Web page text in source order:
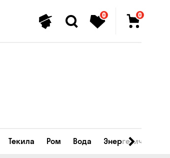
0 0
Текила Ром Вода Энергетические